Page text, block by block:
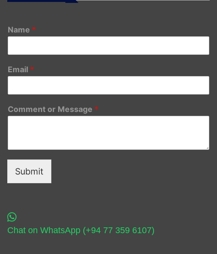
Name *
Email *
Comment or Message *
Submit
Chat on WhatsApp (+94 77 359 6107)